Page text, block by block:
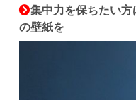
集中力を保ちたい方
の壁紙を